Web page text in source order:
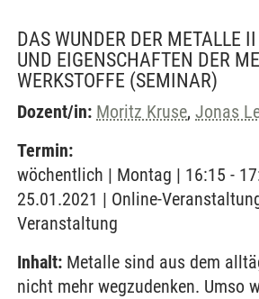
DAS WUNDER DER METALLE
UND EIGENSCHAFTEN DER
WERKSTOFFE (SEMINAR)
Dozent/in: Moritz Kruse, Jonas
Termin:
wöchentlich | Montag | 16:15 -
25.01.2021 | Online-
Veranstaltung
Inhalt: Metalle sind aus dem
nicht mehr wegzudenken. Umso